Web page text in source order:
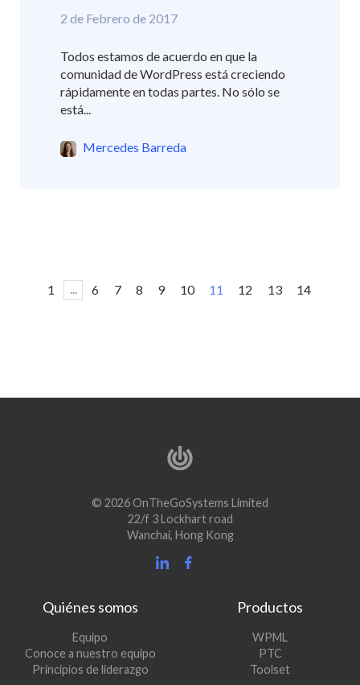
2 de Febrero de 2017
Todos estamos de acuerdo en que la
comunidad de WordPress está creciendo
rápidamente en todas partes. No sólo se
está...
Mercedes Barreda
1 ... 6 7 8 9 10 11 12 13 14
© 2026 OnTheGoSystems Limited
22/f 3 Lockhart road
Wanchai, Hong Kong
Quiénes somos
Equipo
Conoce a nuestro equipo
Principios de liderazgo
Productos
WPML
en
PTC(se
abre
Toolset(se